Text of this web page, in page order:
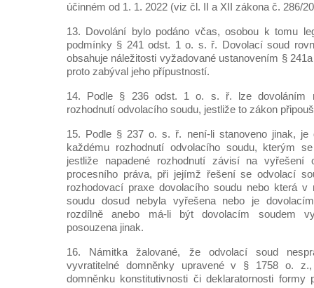
účinném od 1. 1. 2022 (viz čl. II a XII zákona č. 286/
13. Dovolání bylo podáno včas, osobou k tomu
podmínky § 241 odst. 1 o. s. ř. Dovolací soud
obsahuje náležitosti vyžadované ustanovením §
proto zabýval jeho přípustností.
14. Podle § 236 odst. 1 o. s. ř. lze dovoláním
rozhodnutí odvolacího soudu, jestliže to zákon
15. Podle § 237 o. s. ř. není-li stanoveno jinak, je
každému rozhodnutí odvolacího soudu, kterým
jestliže napadené rozhodnutí závisí na vyřešení
procesního práva, při jejímž řešení se odvolací
rozhodovací praxe dovolacího soudu nebo která v
soudu dosud nebyla vyřešena nebo je
rozdílně anebo má-li být dovolacím soudem
posouzena jinak.
16. Námitka žalované, že odvolací soud
vyvratitelné domněnky upravené v § 1758 o.
domněnku konstitutivnosti či deklaratornosti formy